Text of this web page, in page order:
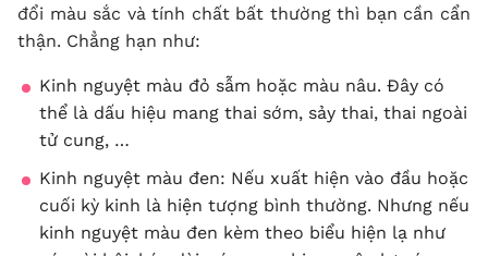
đổi màu sắc và tính chất bất thường thì bạn cần cẩn
thận. Chẳng hạn như:
Kinh nguyệt màu đỏ sẫm hoặc màu nâu. Đây có
thể là dấu hiệu mang thai sớm, sảy thai, thai ngoài
tử cung, …
Kinh nguyệt màu đen: Nếu xuất hiện vào đầu hoặc
cuối kỳ kinh là hiện tượng bình thường. Nhưng nếu
kinh nguyệt màu đen kèm theo biểu hiện lạ như